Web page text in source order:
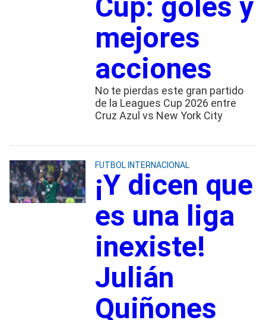
mejores
acciones
No te pierdas este gran partido
de la Leagues Cup 2026 entre
Cruz Azul vs New York City
FUTBOL INTERNACIONAL
¡Y dicen que
es una liga
inexiste!
Julián
Quiñones